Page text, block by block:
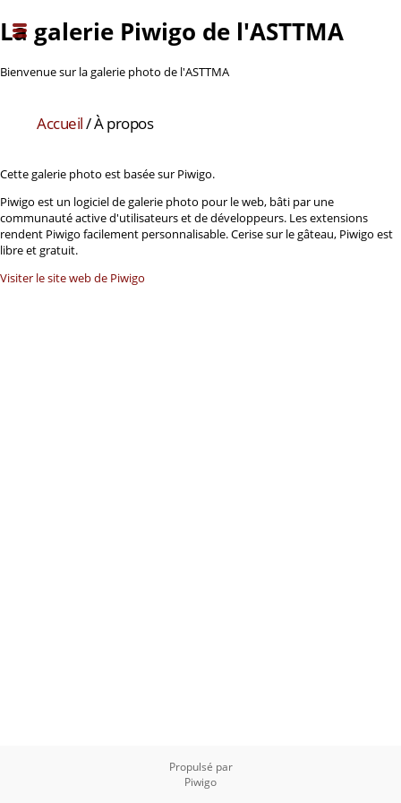
La galerie Piwigo de l'ASTTMA
Bienvenue sur la galerie photo de l'ASTTMA
Accueil/ À propos
Cette galerie photo est basée sur Piwigo.
Piwigo est un logiciel de galerie photo pour le web, bâti par une
communauté active d'utilisateurs et de développeurs. Les extensions
rendent Piwigo facilement personnalisable. Cerise sur le gâteau, Piwigo est
libre et gratuit.
Visiter le site web de Piwigo
Propulsé par
Piwigo